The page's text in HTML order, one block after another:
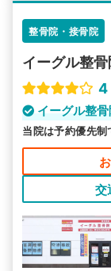
整骨院・接骨院
イーグル整
4
イーグル整
当院は予約優先制
交